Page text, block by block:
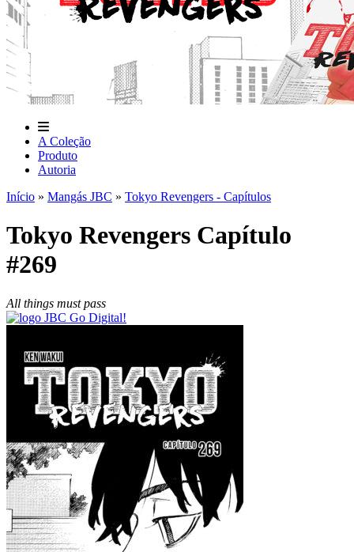
A Coleção
Produto
Autoria
Início » Mangás JBC » Tokyo Revengers - Capítulos
Tokyo Revengers Capítulo
#269
All things must pass